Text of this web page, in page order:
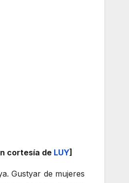
cortesía de LUY]
Gustyar de mujeres